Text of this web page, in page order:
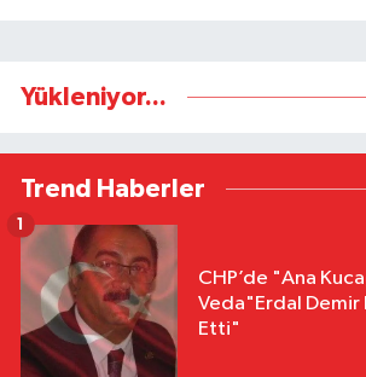
Yükleniyor...
Trend Haberler
CHP’de "Ana
Veda"Erdal Demir
Etti"
1